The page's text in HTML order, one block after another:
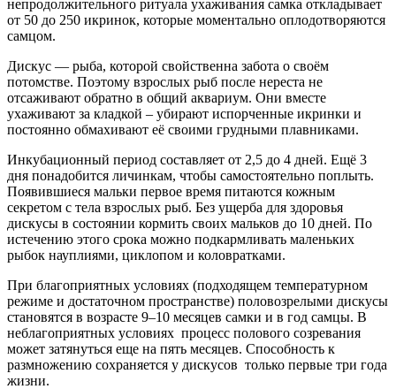
непродолжительного ритуала ухаживания самка откладывает
от 50 до 250 икринок, которые моментально оплодотворяются
самцом.
Дискус — рыба, которой свойственна забота о своём
потомстве. Поэтому взрослых рыб после нереста не
отсаживают обратно в общий аквариум. Они вместе
ухаживают за кладкой – убирают испорченные икринки и
постоянно обмахивают её своими грудными плавниками.
Инкубационный период составляет от 2,5 до 4 дней. Ещё 3
дня понадобится личинкам, чтобы самостоятельно поплыть.
Появившиеся мальки первое время питаются кожным
секретом с тела взрослых рыб. Без ущерба для здоровья
дискусы в состоянии кормить своих мальков до 10 дней. По
истечению этого срока можно подкармливать маленьких
рыбок науплиями, циклопом и коловратками.
При благоприятных условиях (подходящем температурном
режиме и достаточном пространстве) половозрелыми дискусы
становятся в возрасте 9–10 месяцев самки и в год самцы. В
неблагоприятных условиях процесс полового созревания
может затянуться еще на пять месяцев. Способность к
размножению сохраняется у дискусов только первые три года
жизни.